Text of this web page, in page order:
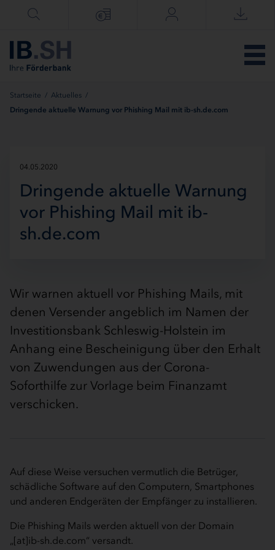
Menü überspringen
Startseite / Aktuelles /
Dringende aktuelle Warnung vor Phishing Mail mit ib-sh.de.com
04.05.2020
Dringende aktuelle Warnung
vor Phishing Mail mit ib-
sh.de.com
Wir warnen aktuell vor Phishing Mails, mit
denen Versender angeblich im Namen der
Investitionsbank Schleswig-Holstein im
Anhang eine Bescheinigung über den Erhalt
von Zuwendungen aus der Corona-
Soforthilfe zur Vorlage beim Finanzamt
verschicken.
Auf diese Weise versuchen vermutlich die Betrüger,
schädliche Software auf den Computern, Smartphones
und anderen Endgeräten der Empfänger zu installieren.
Die Phishing Mails werden aktuell von der Domain
„[at]ib-sh.de.com“ versandt.